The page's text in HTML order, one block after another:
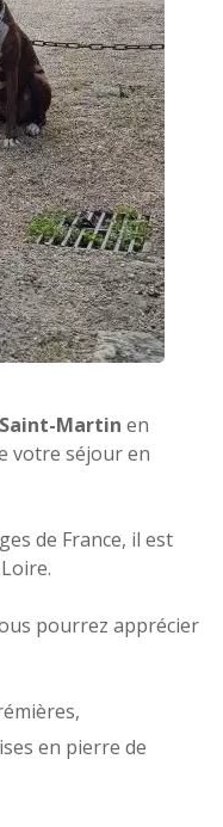
Martin en
votre séjour en
de France, il est
pourrez apprécier
en pierre de